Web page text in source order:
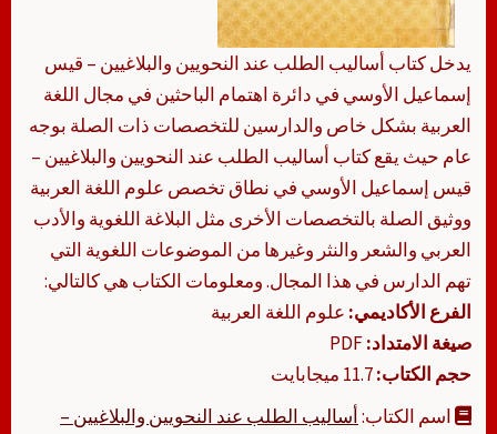
يدخل كتاب أساليب الطلب عند النحويين والبلاغيين – قيس
إسماعيل الأوسي في دائرة اهتمام الباحثين في مجال اللغة
العربية بشكل خاص والدارسين للتخصصات ذات الصلة بوجه
عام حيث يقع كتاب أساليب الطلب عند النحويين والبلاغيين –
قيس إسماعيل الأوسي في نطاق تخصص علوم اللغة العربية
ووثيق الصلة بالتخصصات الأخرى مثل البلاغة اللغوية والأدب
العربي والشعر والنثر وغيرها من الموضوعات اللغوية التي
تهم الدارس في هذا المجال. ومعلومات الكتاب هي كالتالي:
الفرع الأكاديمي: علوم اللغة العربية
صيغة الامتداد:
حجم الكتاب:
اسم الكتاب:أساليب الطلب عند النحويين والبلاغيين –